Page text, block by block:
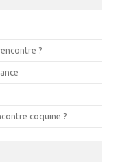
?
coquine ?